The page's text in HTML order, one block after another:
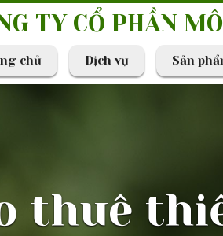
TY CỔ PHẦN
chủ Dịch vụ Sản
thuê